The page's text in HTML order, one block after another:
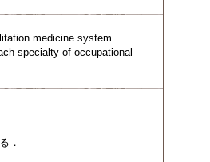
medicine system.
specialty of occupational
．